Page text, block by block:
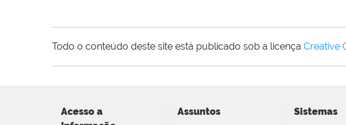
Todo o conteúdo deste site está publicado sob a licença Creative
Acesso a
Assuntos Sistemas